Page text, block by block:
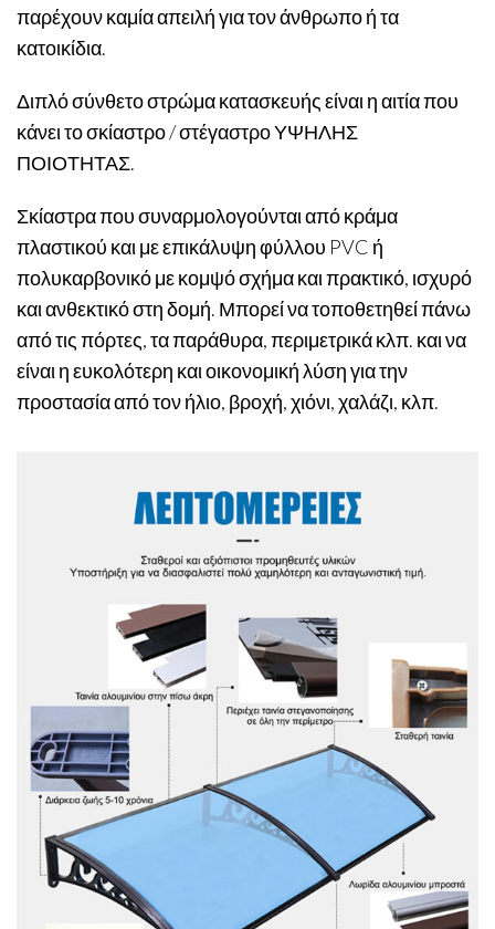
παρέχουν καμία απειλή για τον άνθρωπο ή τα
κατοικίδια.
Διπλό σύνθετο στρώμα κατασκευής είναι η αιτία που
κάνει το σκίαστρο / στέγαστρο ΥΨΗΛΗΣ
ΠΟΙΟΤΗΤΑΣ.
Σκίαστρα που συναρμολογούνται από κράμα
πλαστικού και με επικάλυψη φύλλου PVC ή
πολυκαρβονικό με κομψό σχήμα και πρακτικό, ισχυρό
και ανθεκτικό στη δομή. Μπορεί να τοποθετηθεί πάνω
από τις πόρτες, τα παράθυρα, περιμετρικά κλπ. και να
είναι η ευκολότερη και οικονομική λύση για την
προστασία από τον ήλιο, βροχή, χιόνι, χαλάζι, κλπ.